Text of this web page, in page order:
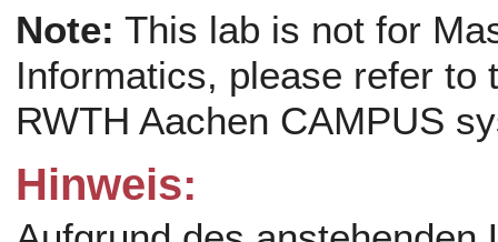
Note: This lab is not for
Informatics, please refer to
RWTH Aachen CAMPUS
Hinweis: